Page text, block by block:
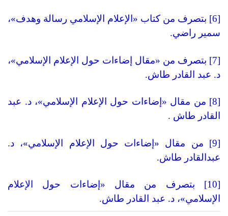
[6]
بتصرف من كتاب «الإعلام الإسلامي رسالة وهدف»،
سمير راضي.
[7]
بتصرف من «مقال إضاءات حول الإعلام الإسلامي»،
د. عبد القادر طاش.
[8]
من مقال «إضاءات حول الإعلام الإسلامي»، د. عبد
القادر طاش .
[9]
من مقال «إضاءات حول الإعلام الإسلامي»، د.
عبدالقادر طاش.
[10]
بتصرف من مقال «إضاءات حول الإعلام
الإسلامي»، د. عبد القادر طاش.